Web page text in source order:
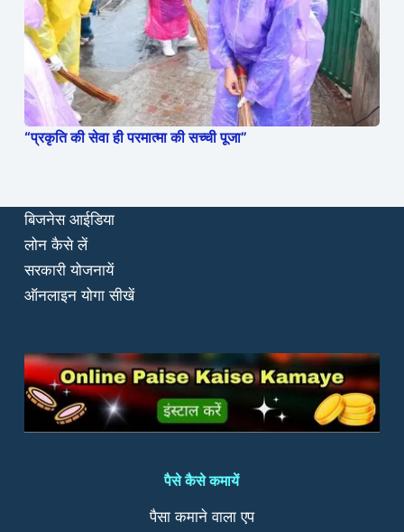
“प्रकृति की सेवा ही परमात्मा की सच्ची पूजा”
बिजनेस आईडिया
लोन कैसे लें
सरकारी योजनायें
ऑनलाइन योगा सीखें
पैसे कैसे कमायें
पैसा कमाने वाला एप